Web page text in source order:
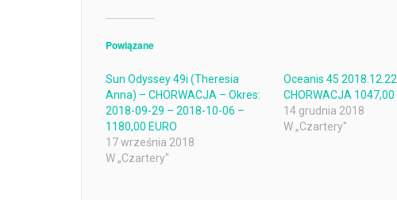
Powiązane
Sun Odyssey 49i (Theresia
Anna) – CHORWACJA – Okres:
2018-09-29 – 2018-10-06 –
1180,00 EURO
17 września 2018
W „Czartery"
Oceanis 45
CHORWACJA 1047,00
14 grudnia 2018
W „Czartery"